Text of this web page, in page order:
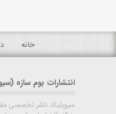
خانه
انتشارات بوم سازه
سیویلیکا، ناشر تخصصی